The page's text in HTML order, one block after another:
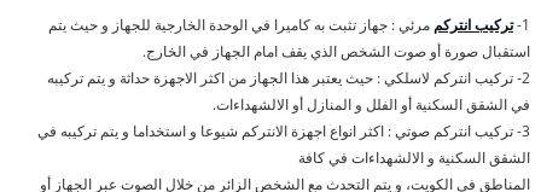
1- تركيب انتركم مرئي : جهاز تثبت به كاميرا في الوحدة الخارجية للجهاز و حيث يتم
استقبال صورة أو صوت الشخص الذي يقف امام الجهاز في الخارج.
2- تركيب انتركم لاسلكي : حيث يعتبر هذا الجهاز من اكثر الاجهزة حداثة و يتم تركيبه
في الشقق السكنية أو الفلل و المنازل أو الالشهداءات.
3- تركيب انتركم صوتي : اكثر انواع اجهزة الانتركم شيوعا و استخداما و يتم تركيبه في
الشقق السكنية و الالشهداءات في كافة
المناطق في الكويت، و يتم التحدث مع الشخص الزائر من خلال الصوت عبر الجهاز أو